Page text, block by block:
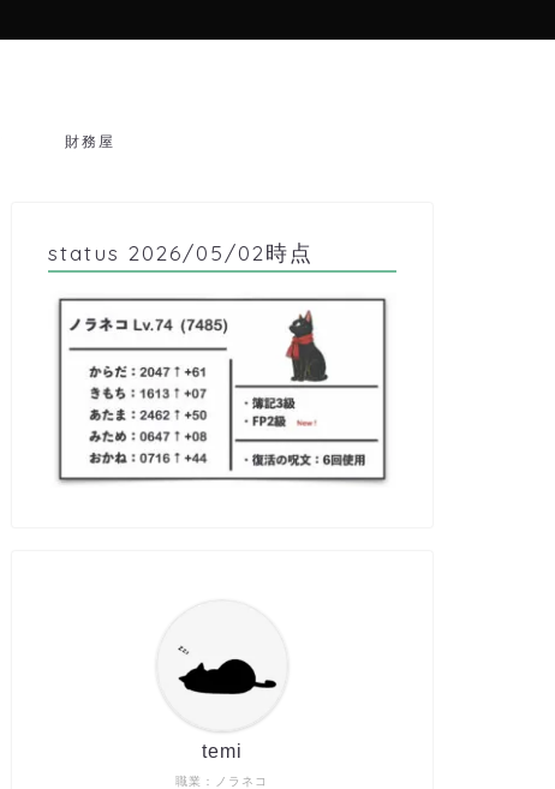
財務屋
status 2026/05/02時点
職業：ノラネコ
temi